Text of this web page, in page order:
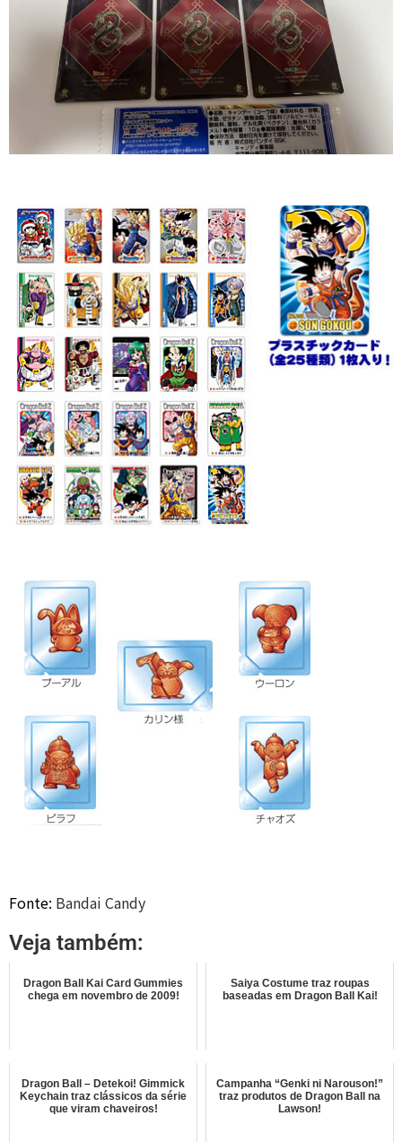
Fonte: Bandai Candy
Veja também:
Dragon Ball Kai Card Gummies
chega em novembro de 2009!
Saiya Costume traz roupas
baseadas em Dragon Ball Kai!
Dragon Ball – Detekoi! Gimmick
Keychain traz clássicos da série
que viram chaveiros!
Campanha “Genki ni Narouson!”
traz produtos de Dragon Ball na
Lawson!